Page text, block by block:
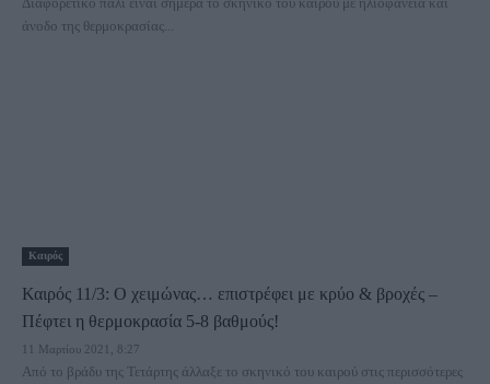
άνοδο της θερμοκρασίας...
Καιρός
Καιρός 11/3: Ο χειμώνας… επιστρέφει με κρύο & βροχές –
Πέφτει η θερμοκρασία 5-8 βαθμούς!
11 Μαρτίου 2021, 8:27
Από το βράδυ της Τετάρτης άλλαξε το σκηνικό του καιρού στις περισσότερες